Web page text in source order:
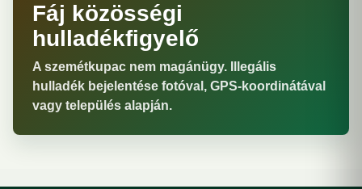
Fáj közösségi
hulladékfigyelő
A szemétkupac nem magánügy. Illegális
hulladék bejelentése fotóval, GPS-koordinátával
vagy település alapján.